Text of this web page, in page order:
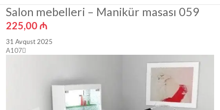
Salon mebelleri – Manikür masası 059
225,00 ₼
31 Avqust 2025
A107